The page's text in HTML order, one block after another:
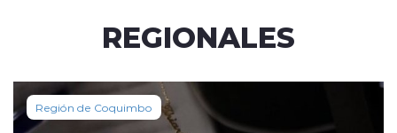
REGIONALES
Región de Coquimbo